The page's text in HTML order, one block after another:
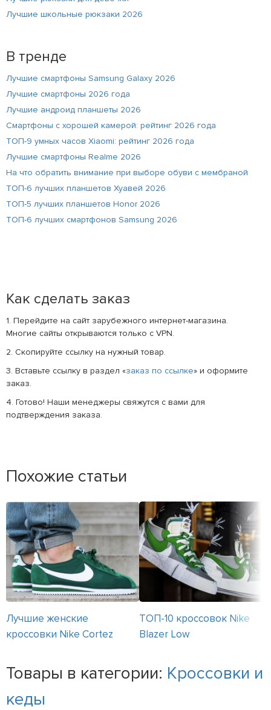
Лучшие школьные рюкзаки 2026
В тренде
Лучшие смартфоны Samsung Galaxy 2026
Лучшие смартфоны 2026 года
Лучшие андроид планшеты 2026
Смартфоны с хорошей камерой: рейтинг 2026 года
ТОП-9 умных часов Xiaomi: рейтинг 2026 года
Лучшие смартфоны Realme 2026
На что обратить внимание при выборе обуви с мембраной
ТОП-6 лучших планшетов Хуавей 2026
ТОП-5 лучших планшетов Honor 2026
ТОП-6 лучших смартфонов Samsung 2026
Как сделать заказ
1. Перейдите на сайт зарубежного интернет-магазина.
Многие сайты открываются только с VPN.
2. Скопируйте ссылку на нужный товар.
3. Вставьте ссылку в раздел «заказ по ссылке» и оформите
заказ.
4. Готово! Наши менеджеры свяжутся с вами для
подтверждения заказа.
Похожие статьи
Лучшие женские
кроссовки Nike Cortez
ТОП-10 кроссовок Nike
Blazer Low
Товары в категории: Кроссовки и
кеды